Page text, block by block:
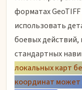
форматах
использовать
боевых действий,
стандартных
локальных карт
координат может